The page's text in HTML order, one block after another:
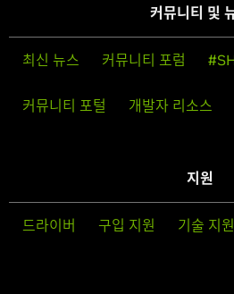
커뮤니티 및
최신 뉴스 커뮤니티 포럼
커뮤니티 포털 개발자 리소스
지원
드라이버 구입 지원 기술 지원